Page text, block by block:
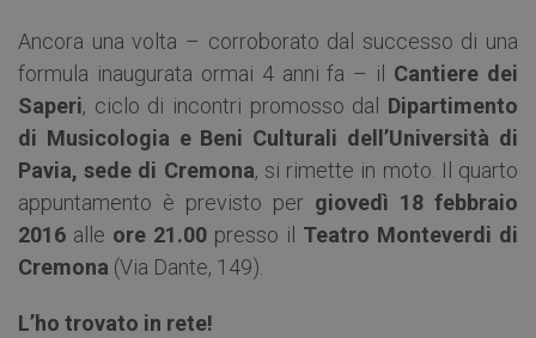
Ancora una volta – corroborato dal successo di una
formula inaugurata ormai 4 anni fa – il Cantiere dei
Saperi, ciclo di incontri promosso dal Dipartimento
di Musicologia e Beni Culturali dell’Università di
Pavia, sede di Cremona, si rimette in moto. Il quarto
appuntamento è previsto per giovedì 18 febbraio
2016 alle ore 21.00 presso il Teatro Monteverdi di
Cremona (Via Dante, 149).
L’ho trovato in rete!